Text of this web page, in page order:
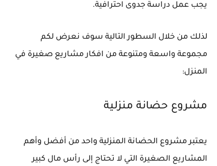
يجب عمل دراسة جدوى احترافية.
لذلك من خلال السطور التالية سوف نعرض لكم
مجموعة واسعة ومتنوعة من افكار مشاريع صغيرة في
المنزل:
مشروع حضانة منزلية
يعتبر مشروع الحضانة المنزلية واحد من أفضل وأهم
المشاريع الصغيرة التي لا تحتاج إلى رأس مال كبير